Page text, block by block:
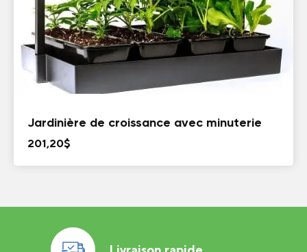
Jardinière de croissance avec minuterie
201,20$